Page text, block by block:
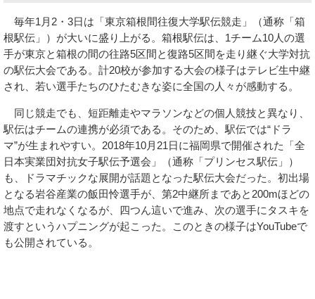
毎年1月2・3日は「東京箱根間往復大学駅伝競走」（通称「箱
根駅伝」）が大いに盛り上がる。箱根駅伝は、1チーム10人の選
手が東京と箱根の間の往路5区間と復路5区間を走り継ぐ大学対抗
の駅伝大会である。計20校が参加する大会の様子はテレビ生中継
され、若い選手たちのひたむきな姿に全国の人々が感動する。
同じ競走でも、短距離走やマラソンなどの個人競技と異なり、
駅伝はチームの連携が必須である。そのため、駅伝では“ドラ
マ”が生まれやすい。2018年10月21日に福岡県で開催された「全
日本実業団対抗女子駅伝予選会」（通称「プリンセス駅伝」）
も、ドラマチックな展開が話題となった駅伝大会だった。初出場
となる岩谷産業の飯田怜選手が、第2中継所まであと200mほどの
地点で走れなくなるが、四つん這いで進み、次の選手にタスキを
渡すというハプニングが起こった。このときの様子はYouTubeで
も公開されている。